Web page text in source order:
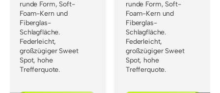
runde Form, Soft-
Foam-Kern und
Fiberglas-
Schlagfläche.
Federleicht,
großzügiger Sweet
Spot, hohe
Trefferquote.
runde Form, Soft-
Foam-Kern und
Fiberglas-
Schlagfläche.
Federleicht,
großzügiger Sweet
Spot, hohe
Trefferquote.